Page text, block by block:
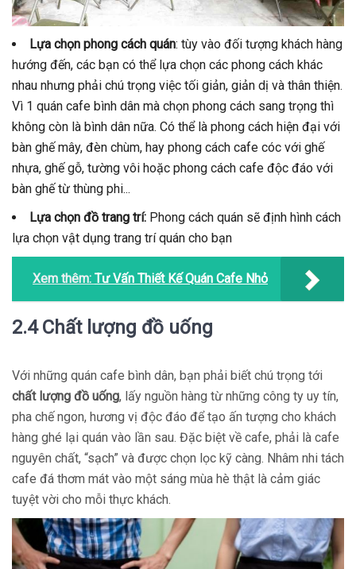
Lựa chọn phong cách quán: tùy vào đối tượng khách hàng
hướng đến, các bạn có thể lựa chọn các phong cách khác
nhau nhưng phải chú trọng việc tối giản, giản dị và thân thiện.
Vì 1 quán cafe bình dân mà chọn phong cách sang trọng thì
không còn là bình dân nữa. Có thể là phong cách hiện đại với
bàn ghế mây, đèn chùm, hay phong cách cafe cóc với ghế
nhựa, ghế gỗ, tường vôi hoặc phong cách cafe độc đáo với
bàn ghế từ thùng phi...
Lựa chọn đồ trang trí: Phong cách quán sẽ định hình cách
lựa chọn vật dụng trang trí quán cho bạn
Xem thêm: Tư Vấn Thiết Kế Quán Cafe Nhỏ
2.4 Chất lượng đồ uống
Với những quán cafe bình dân, bạn phải biết chú trọng tới
chất lượng đồ uống, lấy nguồn hàng từ những công ty uy tín,
pha chế ngon, hương vị độc đáo để tạo ấn tượng cho khách
hàng ghé lại quán vào lần sau. Đặc biệt về cafe, phải là cafe
nguyên chất, “sạch” và được chọn lọc kỹ càng. Nhâm nhi tách
cafe đá thơm mát vào một sáng mùa hè thật là cảm giác
tuyệt vời cho mỗi thực khách.